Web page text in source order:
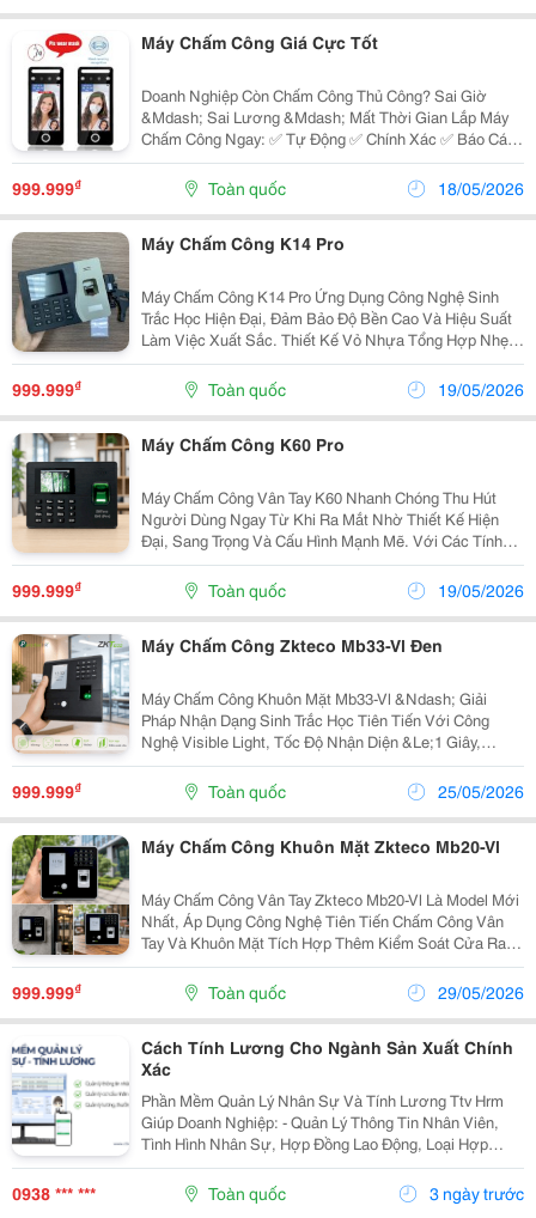
Máy Chấm Công Giá Cực Tốt
Doanh Nghiệp Còn Chấm Công Thủ Công? Sai Giờ
&Mdash; Sai Lương &Mdash; Mất Thời Gian Lắp Máy
Chấm Công Ngay: ✅ Tự Động ✅ Chính Xác ✅ Báo Cáo
Tức Thì Mua Máy Chấm Công Tặng Miễn Phí Phần Mềm
Chấm Công Trị Giá 999K Mcc Chỉ Từ 1Trxxx Inbox...
999.999₫ Toàn quốc 18/05/2026
Máy Chấm Công K14 Pro
Máy Chấm Công K14 Pro Ứng Dụng Công Nghệ Sinh
Trắc Học Hiện Đại, Đảm Bảo Độ Bền Cao Và Hiệu Suất
Làm Việc Xuất Sắc. Thiết Kế Vỏ Nhựa Tổng Hợp Nhẹ,
Bền, Với Bề Mặt Bóng Đẹp, Mang Đến Cảm Giác Chắc
Chắn Và Sang Trọng. Dung Lượng Bộ Nhớ: 3000 Dấu...
999.999₫ Toàn quốc 19/05/2026
Máy Chấm Công K60 Pro
Máy Chấm Công Vân Tay K60 Nhanh Chóng Thu Hút
Người Dùng Ngay Từ Khi Ra Mắt Nhờ Thiết Kế Hiện
Đại, Sang Trọng Và Cấu Hình Mạnh Mẽ. Với Các Tính
Năng Vượt Trội, Thao Tác Nhanh Chóng, Dễ Sử Dụng
Cùng Kết Nối Linh Hoạt Qua Giao Thức Tcp/Ip Và Cổng
999.999₫ Toàn quốc 19/05/2026
Máy Chấm Công Zkteco Mb33-Vl Đen
Máy Chấm Công Khuôn Mặt Mb33-Vl &Ndash; Giải
Pháp Nhận Dạng Sinh Trắc Học Tiên Tiến Với Công
Nghệ Visible Light, Tốc Độ Nhận Diện &Le;1 Giây,
Chống Giả Mạo Hiệu Quả. Hỗ Trợ Khuôn Mặt, Vân Tay,
Thẻ Từ, Mật Khẩu. Phù Hợp Cho Mọi Doanh Nghiệp!
Thông...
999.999₫ Toàn quốc 25/05/2026
Máy Chấm Công Khuôn Mặt Zkteco Mb20-Vl
Máy Chấm Công Vân Tay Zkteco Mb20-Vl Là Model Mới
Nhất, Áp Dụng Công Nghệ Tiên Tiến Chấm Công Vân
Tay Và Khuôn Mặt Tích Hợp Thêm Kiểm Soát Cửa Ra
Vào Phù Hợp Cho Các Công Ty Nhỏ, Số Lượng Nhân
Viên Không Nhiều, Giá Cả Phù Hợp. Màn Hình: Màu
Sang...
999.999₫ Toàn quốc 29/05/2026
Cách Tính Lương Cho Ngành Sản Xuất Chính
Xác
Phần Mềm Quản Lý Nhân Sự Và Tính Lương Ttv Hrm
Giúp Doanh Nghiệp: - Quản Lý Thông Tin Nhân Viên,
Tình Hình Nhân Sự, Hợp Đồng Lao Động, Loại Hợp
Đồng, Bhxh, Bhyt, Khám Sức Khỏe,... - Kết Nối Lấy Dữ
Liệu Từ Máy Chấm Công (Thẻ Từ, Vân Tay, Khuôn...
0938 *** *** Toàn quốc 3 ngày trước